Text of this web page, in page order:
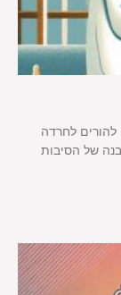
להורים לחרדה
של הסיבות